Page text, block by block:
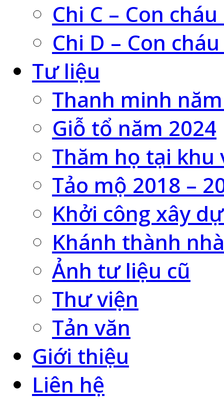
Chi C – Con
Chi D – Con
Tư liệu
Thanh minh
Giỗ tổ năm 2024
Thăm họ tại khu
Tảo mộ 2018 –
Khởi công xây
Khánh thành
Ảnh tư liệu cũ
Thư viện
Tản văn
Giới thiệu
Liên hệ